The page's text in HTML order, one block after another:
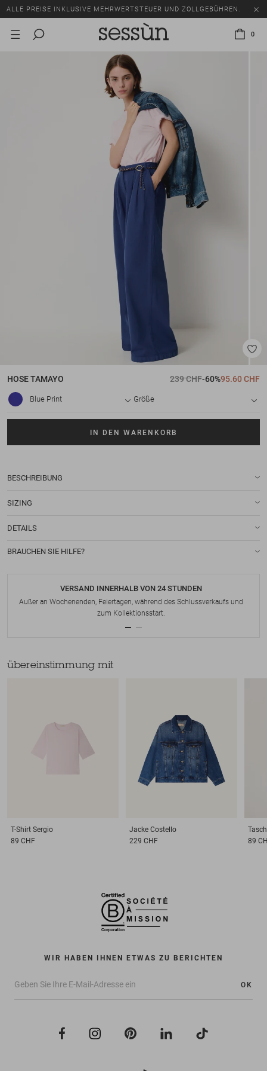
ALLE PREISE INKLUSIVE MEHRWERTSTEUER UND ZOLLGEBÜHREN.
SALE: BIS ZU -50% AUF EINE AUSWAHL AN ARTIKELN.
0
HOSETAMAYO 239 CHF-60%95.60 CHF
Blue Print Größe
IN DEN WARENKORB
BESCHREIBUNG
SIZING
DETAILS
BRAUCHEN SIE HILFE?
VERSAND INNERHALB VON 24 STUNDEN
Außer an Wochenenden, Feiertagen, während des Schlussverkaufs und
zum Kollektionsstart.
übereinstimmung mit
T-Shirt Sergio
89 CHF
Jacke Costello
229 CHF
89
WIR HABEN IHNEN ETWAS ZU BERICHTEN
OK